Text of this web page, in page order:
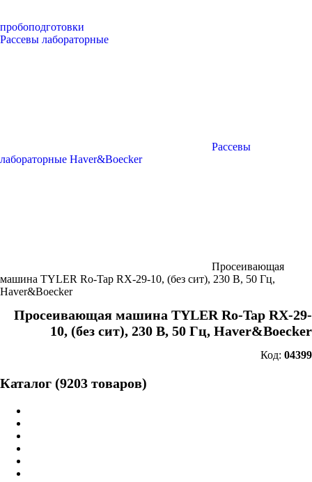
пробоподготовки
Рассевы лабораторные
Рассевы
лабораторные Haver&Boecker
Просеивающая
машина TYLER Ro-Tap RX-29-10, (без сит), 230 В, 50 Гц,
Haver&Boecker
Просеивающая машина TYLER Ro-Tap RX-29-
10, (без сит), 230 В, 50 Гц, Haver&Boecker
Код: 04399
Каталог (9203 товаров)